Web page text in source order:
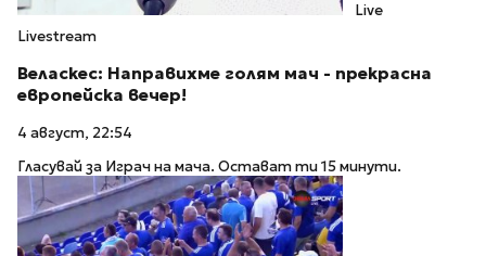
Live
Livestream
Веласкес: Направихме голям мач - прекрасна
европейска вечер!
4 август, 22:54
Гласувай за Играч на мача. Остават ти 15 минути.